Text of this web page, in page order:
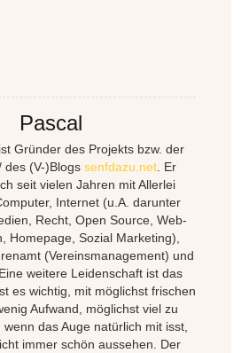
Pascal
ist Gründer des Projekts bzw. der
des (V-)Blogs senfdazu.net . Er
seit vielen Jahren mit Allerlei
Internet (u.A. darunter
Recht, Open Source, Web-
Homepage, Sozial Marketing),
(Vereinsmanagement) und
weitere Leidenschaft ist das
es wichtig, mit möglichst frischen
Aufwand, möglichst viel zu
das Auge natürlich mit isst,
immer schön aussehen. Der